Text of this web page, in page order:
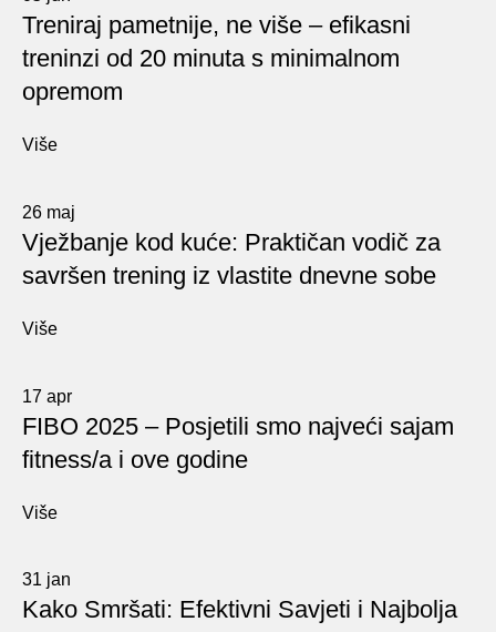
Treniraj pametnije, ne više – efikasni
treninzi od 20 minuta s minimalnom
opremom
Više
26 maj
Vježbanje kod kuće: Praktičan vodič za
savršen trening iz vlastite dnevne sobe
Više
17 apr
FIBO 2025 – Posjetili smo najveći sajam
fitness/a i ove godine
Više
31 jan
Kako Smršati: Efektivni Savjeti i Najbolja